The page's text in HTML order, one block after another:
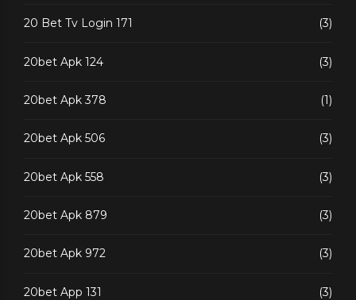
20 Bet Tv Login 171 (3)
20bet Apk 124 (3)
20bet Apk 378 (1)
20bet Apk 506 (3)
20bet Apk 558 (3)
20bet Apk 879 (3)
20bet Apk 972 (3)
20bet App 131 (3)